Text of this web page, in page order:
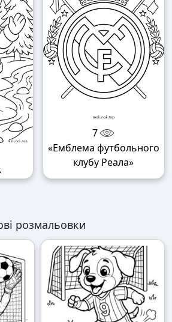
7
«Емблема футбольного
клубу Реала»
розмальовки